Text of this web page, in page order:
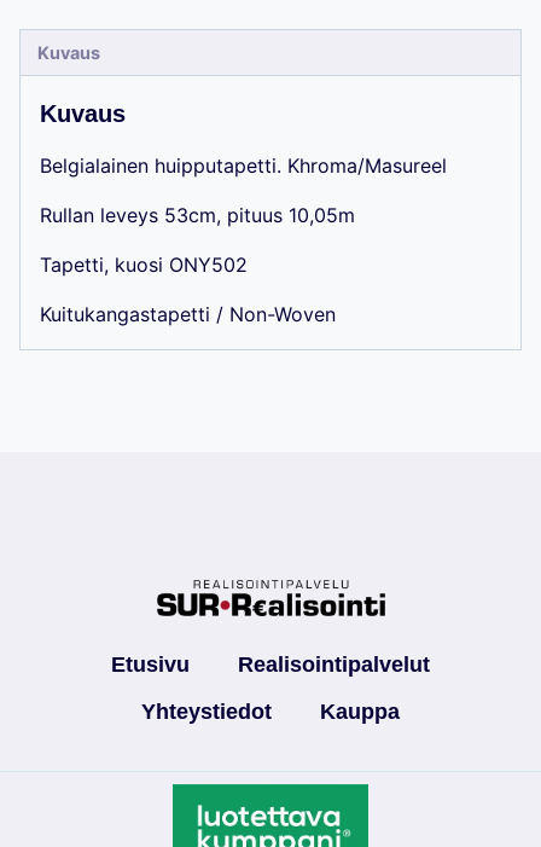
Kuvaus
Kuvaus
Belgialainen huipputapetti. Khroma/Masureel
Rullan leveys 53cm, pituus 10,05m
Tapetti, kuosi ONY502
Kuitukangastapetti / Non-Woven
Etusivu
Realisointipalvelut
Yhteystiedot
Kauppa